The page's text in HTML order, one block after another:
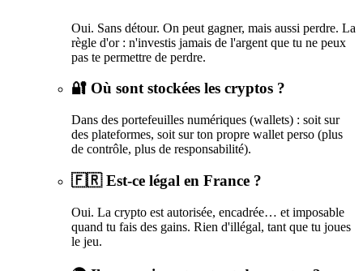
Oui. Sans détour. On peut gagner, mais aussi perdre. La
règle d'or : n'investis jamais de l'argent que tu ne peux
pas te permettre de perdre.
🔐 Où sont stockées les cryptos ?
Dans des portefeuilles numériques (wallets) : soit sur
des plateformes, soit sur ton propre wallet perso (plus
de contrôle, plus de responsabilité).
🇫🇷 Est-ce légal en France ?
Oui. La crypto est autorisée, encadrée… et imposable
quand tu fais des gains. Rien d'illégal, tant que tu joues
le jeu.